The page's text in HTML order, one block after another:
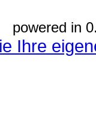
powered in
Ihre